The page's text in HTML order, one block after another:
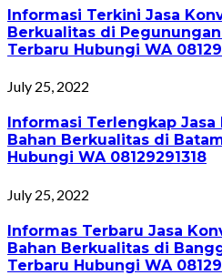
Informasi Terkini Jasa
Berkualitas di
Terbaru Hubungi WA
July 25, 2022
Informasi Terlengkap
Bahan Berkualitas di
Hubungi WA 08129291318
July 25, 2022
Informas Terbaru Jasa
Bahan Berkualitas di
Terbaru Hubungi WA